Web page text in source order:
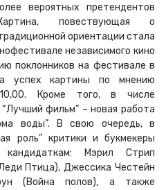
вероятных претендентов
повествующая о
ориентации стала
независимого кино
поклонников на фестивале в
успех картины по мнению
10,00. Кроме того, в числе
фильм” – новая работа
воды”. В свою очередь, в
роль” критики и букмекеры
Мэрил Стрип
Птица), Джессика Честейн
(Война полов), а также